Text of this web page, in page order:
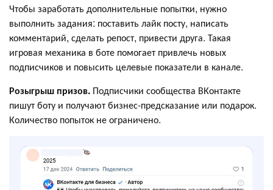
Чтобы заработать дополнительные попытки, нужно
выполнить задания: поставить лайк посту, написать
комментарий, сделать репост, привести друга. Такая
игровая механика в боте помогает привлечь новых
подписчиков и повысить целевые показатели в канале.
Розыгрыш призов. Подписчики сообщества ВКонтакте
пишут боту и получают бизнес-предсказание или подарок.
Количество попыток не ограничено.